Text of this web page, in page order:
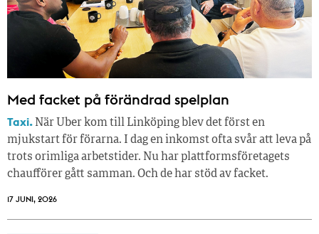
Med facket på förändrad spelplan
Taxi. När Uber kom till Linköping blev det först en
mjukstart för förarna. I dag en inkomst ofta svår att leva på
trots orimliga arbetstider. Nu har plattformsföretagets
chaufförer gått samman. Och de har stöd av facket.
17 JUNI, 2026